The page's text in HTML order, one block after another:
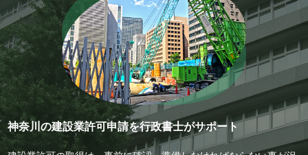
神奈川の建設業許可申請を行政書士がサポート